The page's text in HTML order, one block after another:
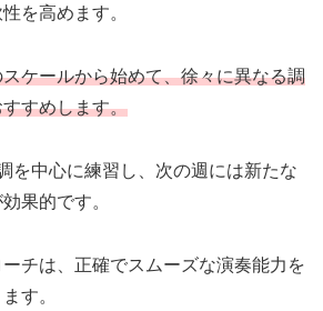
を高めます。
ケールから始めて、徐々に異なる調
すめします。
を中心に練習し、次の週には新たな
果的です。
チは、正確でスムーズな演奏能力を
す。